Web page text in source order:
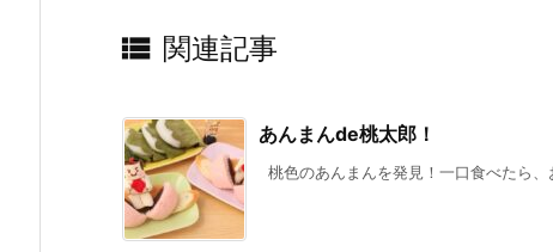
 関連記事
あんまんde桃太郎！
桃色のあんまんを発見！一口食べたら